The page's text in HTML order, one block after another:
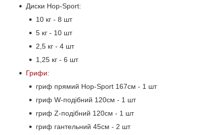
Диски Hop-Sport:
10 кг - 8 шт
5 кг - 10 шт
2,5 кг - 4 шт
1,25 кг - 6 шт
Грифи:
гриф прямий Hop-Sport 167см - 1 шт
гриф W-подібний 120см - 1 шт
гриф Z-подібний 120см - 1 шт
гриф гантельний 45см - 2 шт